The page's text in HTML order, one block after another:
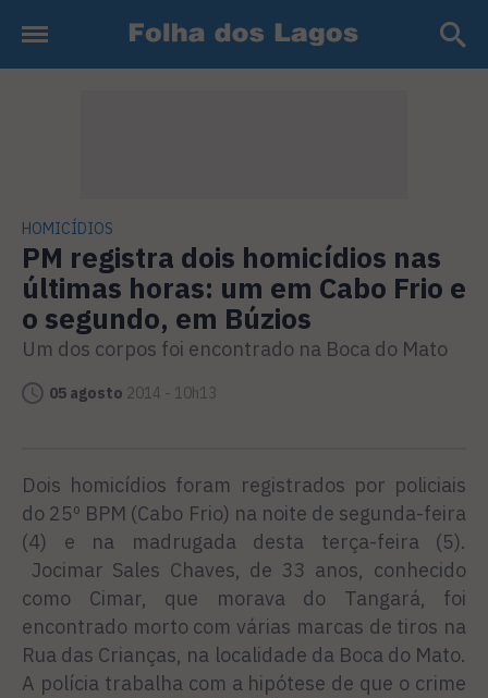
HOMICÍDIOS
PM registra dois homicídios nas
últimas horas: um em Cabo Frio e
o segundo, em Búzios
Um dos corpos foi encontrado na Boca do Mato
05 agosto 2014 - 10h13
Dois homicídios foram registrados por policiais
do 25º BPM (Cabo Frio) na noite de segunda-feira
(4) e na madrugada desta terça-feira (5).
Jocimar Sales Chaves, de 33 anos, conhecido
como Cimar, que morava do Tangará, foi
encontrado morto com várias marcas de tiros na
Rua das Crianças, na localidade da Boca do Mato.
A polícia trabalha com a hipótese de que o crime